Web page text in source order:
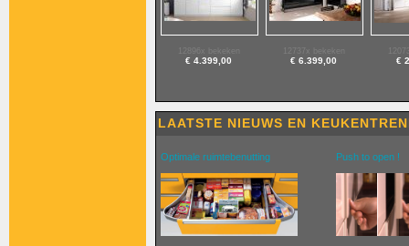
12896x bekeken
€ 4.399,00
12737x bekeken
€ 6.399,00 €
LAATSTE NIEUWS EN
Optimale ruimtebenutting Push to open !